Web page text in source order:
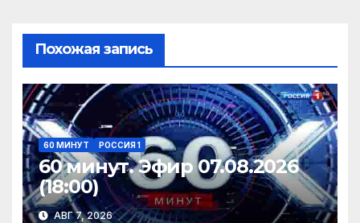
ki
Похожая запись
60 МИНУТ РОССИЯ 1
60 минут. Эфир 07.08.2026
(18:00)
АВГ 7, 2026